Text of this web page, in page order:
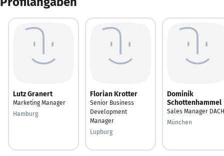
Lutz Granert
Marketing Manager
Hamburg
Florian Krotter
Senior Business
Development
Manager
Lupburg
Dominik
Schottenhammel
Sales Manager DACH
München